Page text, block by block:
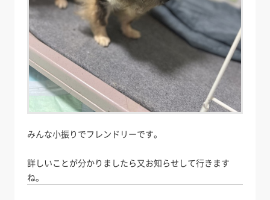
みんな小振りでフレンドリーです。
詳しいことが分かりましたら又お知らせして行きます
ね。